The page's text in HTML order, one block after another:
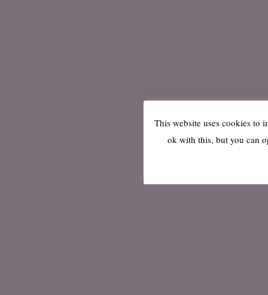
This website uses cookies to
ok with this, but you can